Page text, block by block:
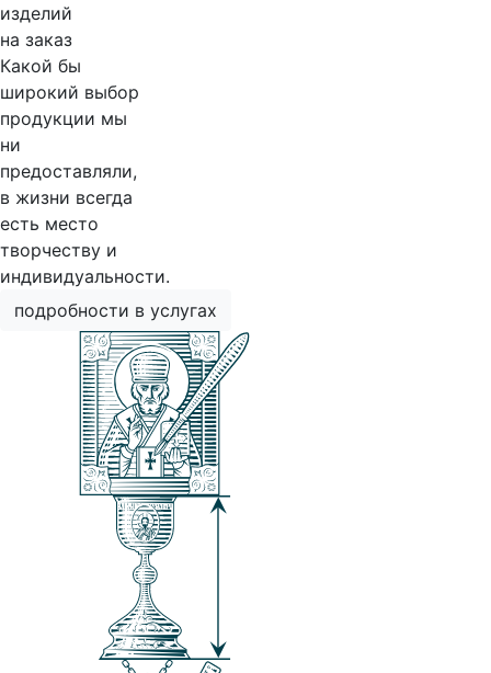
изделий
на заказ
Какой бы
широкий выбор
продукции мы
ни
предоставляли,
в жизни всегда
есть место
творчеству и
индивидуальности.
подробности в услугах